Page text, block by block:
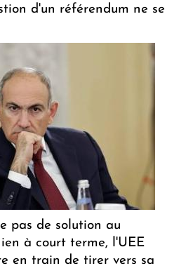
d'un référendum ne se
pas de solution au
à court terme, l'UEE
en train de tirer vers sa